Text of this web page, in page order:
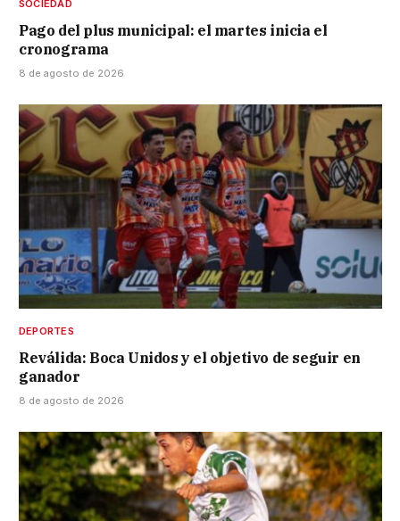
SOCIEDAD
Pago del plus municipal: el martes inicia el
cronograma
8 de agosto de 2026
DEPORTES
Reválida: Boca Unidos y el objetivo de seguir en
ganador
8 de agosto de 2026